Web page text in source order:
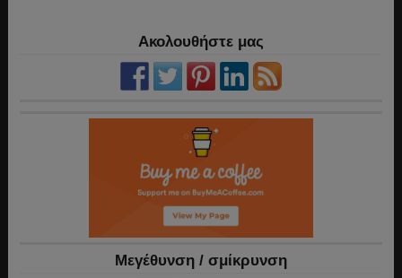
Ακολουθήστε μας
Mεγέθυνση / σμίκρυνση